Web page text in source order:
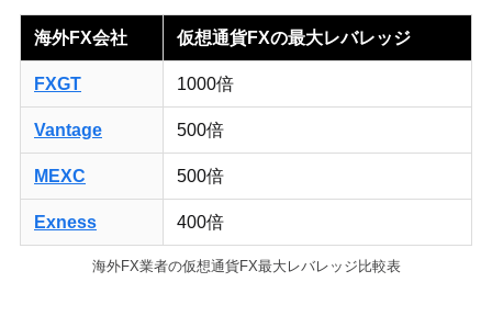
海外FX会社 仮想通貨FXの最大レバレッジ
FXGT 1000倍
Vantage 500倍
MEXC 500倍
Exness 400倍
海外FX業者の仮想通貨FX最大レバレッジ比較表